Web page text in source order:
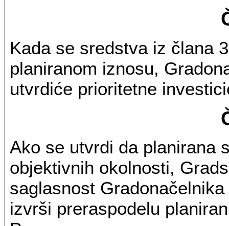
Kada se sredstva iz člana
planiranom iznosu,
utvrdiće prioritetne
Ako se utvrdi da planirana
objektivnih okolnosti,
saglasnost
izvrši preraspodelu